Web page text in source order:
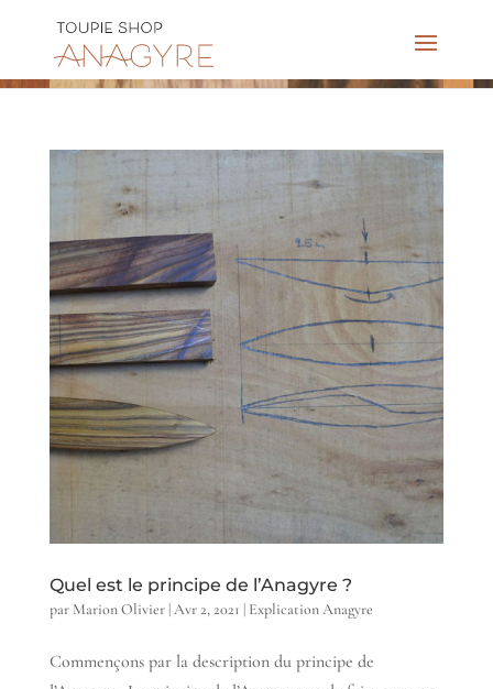
Quel est le principe de l’Anagyre ?
par Marion Olivier|Avr 2, 2021 | Explication Anagyre
Commençons par la description du principe de